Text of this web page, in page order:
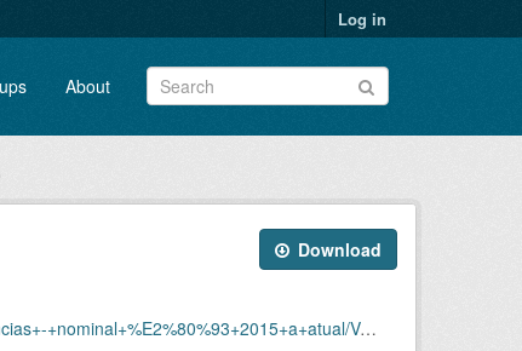
Log in
About
Download
Vacancias_Nominal_201501_202306.xlsx